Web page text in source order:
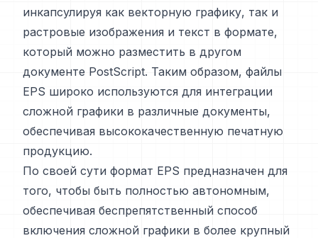
инкапсулируя как векторную графику, так и
растровые изображения и текст в формате,
который можно разместить в другом
документе PostScript. Таким образом, файлы
EPS широко используются для интеграции
сложной графики в различные документы,
обеспечивая высококачественную печатную
продукцию.
По своей сути формат EPS предназначен для
того, чтобы быть полностью автономным,
обеспечивая беспрепятственный способ
включения сложной графики в более крупный